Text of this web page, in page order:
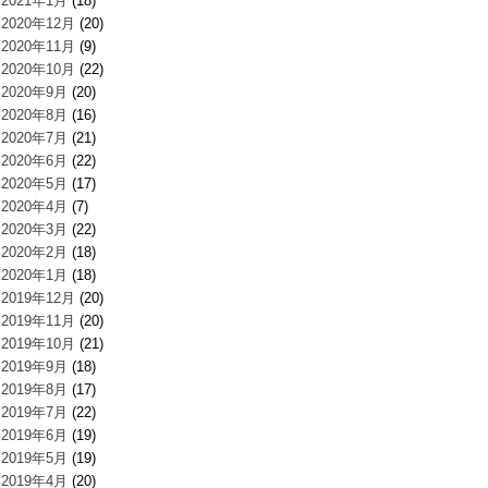
2020年12月 (20)
2020年11月 (9)
2020年10月 (22)
2020年9月 (20)
2020年8月 (16)
2020年7月 (21)
2020年6月 (22)
2020年5月 (17)
2020年4月 (7)
2020年3月 (22)
2020年2月 (18)
2020年1月 (18)
2019年12月 (20)
2019年11月 (20)
2019年10月 (21)
2019年9月 (18)
2019年8月 (17)
2019年7月 (22)
2019年6月 (19)
2019年5月 (19)
2019年4月 (20)